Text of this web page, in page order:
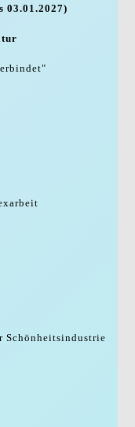
03.01.2027)
Schönheitsindustrie